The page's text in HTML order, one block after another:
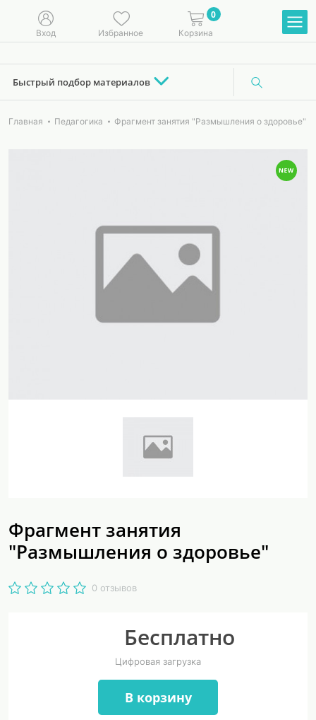
Вход Избранное
0
Корзина
Быстрый подбор материалов
Главная Педагогика Фрагмент занятия "Размышления о здоровье"
Фрагмент занятия
"Размышления о здоровье"
0 отзывов
Бесплатно
Цифровая загрузка
В корзину